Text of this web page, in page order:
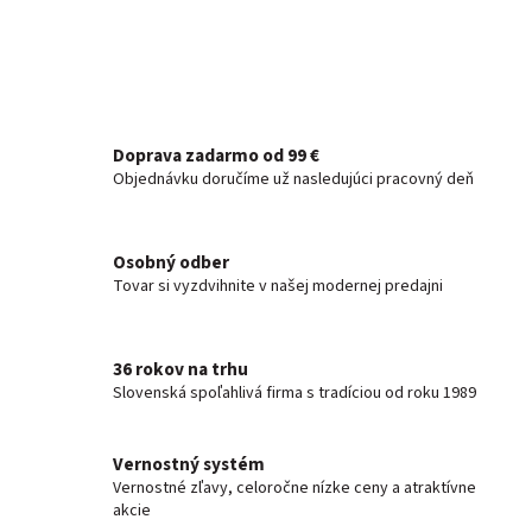
Doprava zadarmo od 99 €
Objednávku doručíme už nasledujúci pracovný deň
Osobný odber
Tovar si vyzdvihnite v našej modernej predajni
36 rokov na trhu
Slovenská spoľahlivá firma s tradíciou od roku 1989
Vernostný systém
Vernostné zľavy, celoročne nízke ceny a atraktívne
akcie